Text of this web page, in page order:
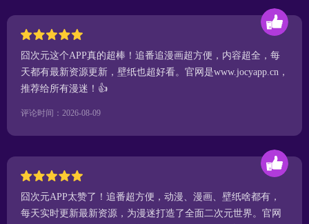
囧次元这个APP真的超棒！追番追漫画超方便，内容超全，每
天都有最新资源更新，壁纸也超好看。官网是www.jocyapp.cn，
推荐给所有漫迷！👍
评论时间：2026-08-09
囧次元APP太赞了！追番超方便，动漫、漫画、壁纸啥都有，
每天实时更新最新资源，为漫迷打造了全面二次元世界。官网